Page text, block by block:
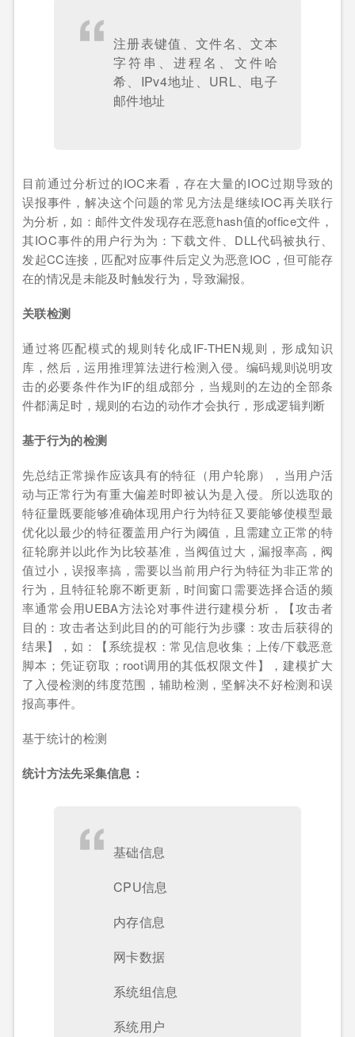
注册表键值、文件名、文本
字符串、进程名、文件哈
希、IPv4地址、URL、电子
邮件地址
目前通过分析过的IOC来看，存在大量的IOC过期导致的
误报事件，解决这个问题的常见方法是继续IOC再关联行
为分析，如：邮件文件发现存在恶意hash值的office文件，
其IOC事件的用户行为为：下载文件、DLL代码被执行、
发起CC连接，匹配对应事件后定义为恶意IOC，但可能存
在的情况是未能及时触发行为，导致漏报。
关联检测
通过将匹配模式的规则转化成IF-THEN规则，形成知识
库，然后，运用推理算法进行检测入侵。编码规则说明攻
击的必要条件作为IF的组成部分，当规则的左边的全部条
件都满足时，规则的右边的动作才会执行，形成逻辑判断
基于行为的检测
先总结正常操作应该具有的特征（用户轮廓），当用户活
动与正常行为有重大偏差时即被认为是入侵。所以选取的
特征量既要能够准确体现用户行为特征又要能够使模型最
优化以最少的特征覆盖用户行为阈值，且需建立正常的特
征轮廓并以此作为比较基准，当阀值过大，漏报率高，阀
值过小，误报率搞，需要以当前用户行为特征为非正常的
行为，且特征轮廓不断更新，时间窗口需要选择合适的频
率通常会用UEBA方法论对事件进行建模分析，【攻击者
目的：攻击者达到此目的的可能行为步骤：攻击后获得的
结果】，如：【系统提权：常见信息收集；上传/下载恶意
脚本；凭证窃取；root调用的其低权限文件】，建模扩大
了入侵检测的纬度范围，辅助检测，坚解决不好检测和误
报高事件。
基于统计的检测
统计方法先采集信息：
基础信息
CPU信息
内存信息
网卡数据
系统组信息
系统用户